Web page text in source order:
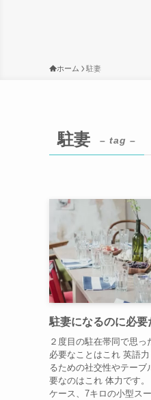
ホーム 駐妻
駐妻 – tag –
駐妻になるのに必要
２度目の駐在帯同で思っ
必要なことはこれ 英語
るための社交性やテーブ
要なのはこれ 体力です
ケース、7キロの小型ス